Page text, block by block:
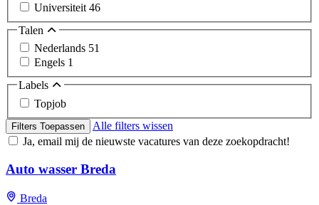
Universiteit 46
Talen
Nederlands 51
Engels 1
Labels
Topjob
Filters Toepassen
Alle filters wissen
Ja, email mij de nieuwste vacatures van deze zoekopdracht!
Auto wasser Breda
Breda